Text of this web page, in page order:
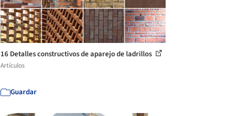
16 Detalles constructivos de aparejo de ladrillos
Artículos
Guardar